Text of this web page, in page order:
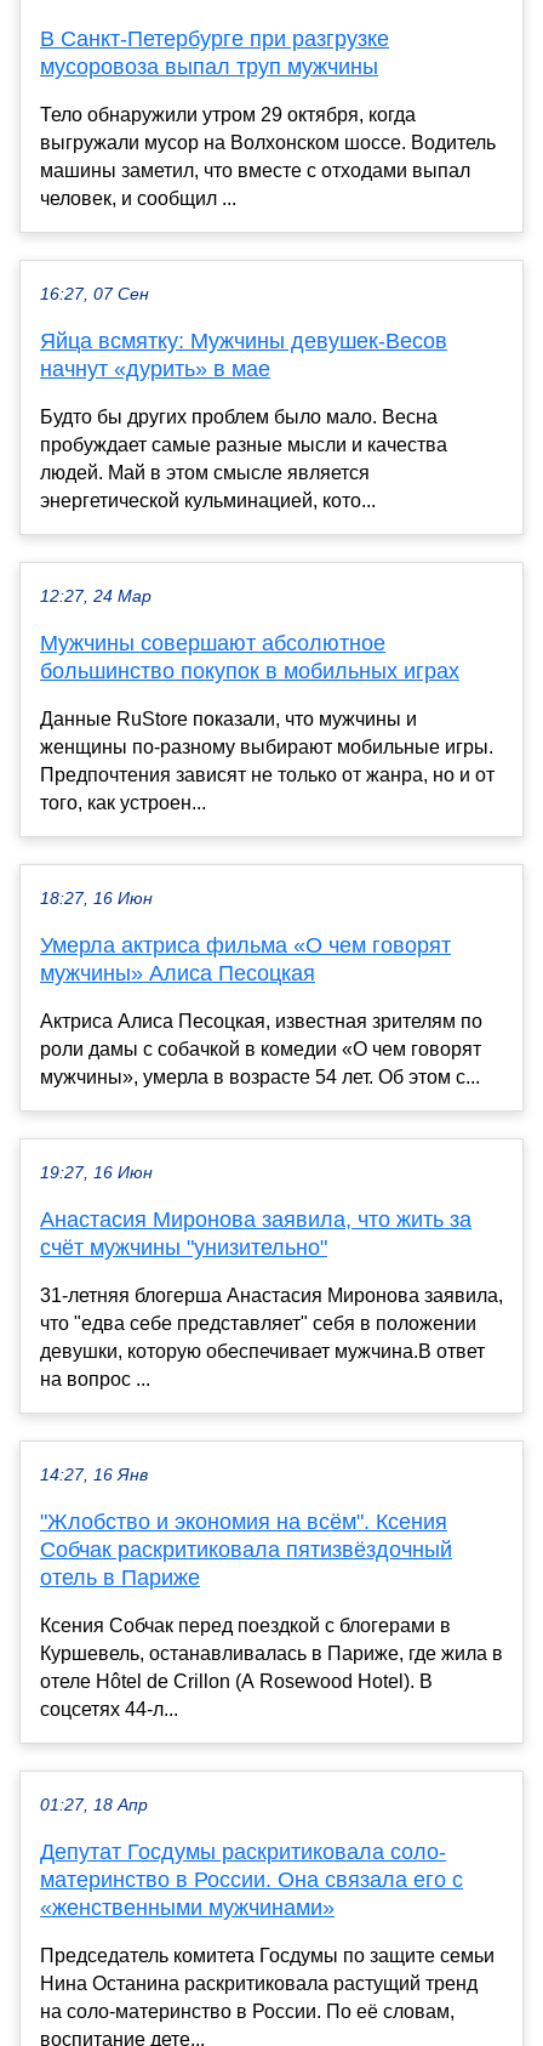
В Санкт-Петербурге при разгрузке
мусоровоза выпал труп мужчины
Тело обнаружили утром 29 октября, когда
выгружали мусор на Волхонском шоссе. Водитель
машины заметил, что вместе с отходами выпал
человек, и сообщил ...
16:27, 07 Сен
Яйца всмятку: Мужчины девушек-Весов
начнут «дурить» в мае
Будто бы других проблем было мало. Весна
пробуждает самые разные мысли и качества
людей. Май в этом смысле является
энергетической кульминацией, кото...
12:27, 24 Мар
Мужчины совершают абсолютное
большинство покупок в мобильных играх
Данные RuStore показали, что мужчины и
женщины по-разному выбирают мобильные игры.
Предпочтения зависят не только от жанра, но и от
того, как устроен...
18:27, 16 Июн
Умерла актриса фильма «О чем говорят
мужчины» Алиса Песоцкая
Актриса Алиса Песоцкая, известная зрителям по
роли дамы с собачкой в комедии «О чем говорят
мужчины», умерла в возрасте 54 лет. Об этом с...
19:27, 16 Июн
Анастасия Миронова заявила, что жить за
счёт мужчины "унизительно"
31-летняя блогерша Анастасия Миронова заявила,
что "едва себе представляет" себя в положении
девушки, которую обеспечивает мужчина.В ответ
на вопрос ...
14:27, 16 Янв
"Жлобство и экономия на всём". Ксения
Собчак раскритиковала пятизвёздочный
отель в Париже
Ксения Собчак перед поездкой с блогерами в
Куршевель, останавливалась в Париже, где жила в
отеле Hôtel de Crillon (A Rosewood Hotel). В
соцсетях 44-л...
01:27, 18 Апр
Депутат Госдумы раскритиковала соло-
материнство в России. Она связала его с
«женственными мужчинами»
Председатель комитета Госдумы по защите семьи
Нина Останина раскритиковала растущий тренд
на соло-материнство в России. По её словам,
воспитание дете...